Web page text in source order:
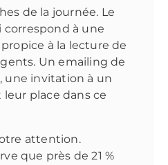
de la journée. Le
correspond à une
à la lecture de
Un emailing de
une invitation à un
place dans ce
attention.
que près de 21 %